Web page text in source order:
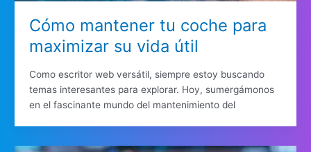
Cómo mantener tu coche para
maximizar su vida útil
Como escritor web versátil, siempre estoy buscando
temas interesantes para explorar. Hoy, sumergámonos
en el fascinante mundo del mantenimiento del